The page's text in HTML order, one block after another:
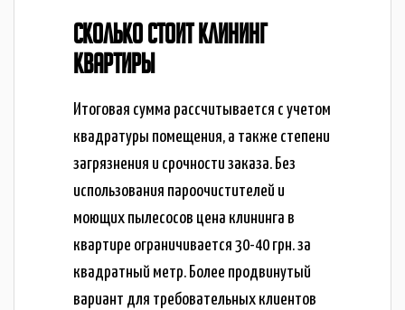
СКОЛЬКО СТОИТ КЛИНИНГ
КВАРТИРЫ
Итоговая сумма рассчитывается с учетом
квадратуры помещения, а также степени
загрязнения и срочности заказа. Без
использования пароочистителей и
моющих пылесосов цена клининга в
квартире ограничивается 30-40 грн. за
квадратный метр. Более продвинутый
вариант для требовательных клиентов